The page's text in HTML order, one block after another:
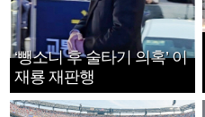
‘뺑소니 후 술타기 의혹’ 이
재룡 재판행